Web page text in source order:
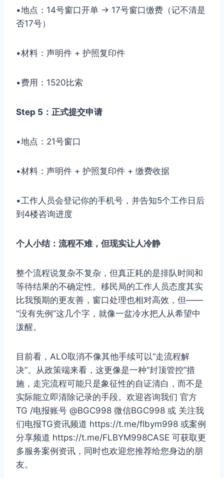
•地点：14号窗口开单 → 17号窗口缴费（记不清是
否17号）
•材料：声明件 + 护照复印件
•费用：1520比索
Step 5：正式提交申请
•地点：21号窗口
•材料：声明件 + 护照复印件 + 缴费收据
•工作人员会登记你的手机号，并告知5个工作日后
到4楼咨询进度
个人小结：流程不难，但现实让人冷静
整个流程说复杂不复杂，但真正耗的是排队时间和
等待结果的不确定性。移民局的工作人员态度其实
比我预期的更友善，窗口处理也相对高效，但——
“没有先例”这几个字，就像一盆冷水把人从希望中
泼醒。
目前看，ALO取消不像其他手续可以“走流程解
决”。从政策端来看，这更像是一种“封顶管控”措
施，走完流程可能只是象征性的自证清白，而不是
实际能立即清除记录的手段。欢迎咨询我们 官方
TG /电报账号 @BGC998 微信BGC998 或 关注我
们电报TG资讯频道 https://t.me/flbym998 或案例
分享频道 https://t.me/FLBYM998CASE 可获取更
多服务案例资讯，同时也欢迎您推荐给您身边的朋
友。